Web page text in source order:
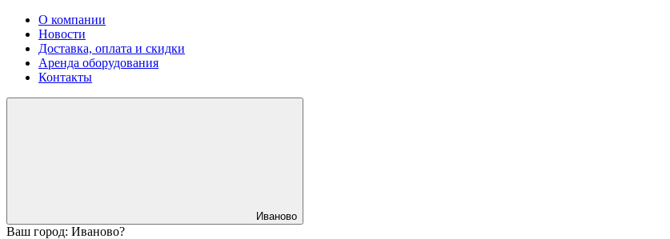
О компании
Новости
Доставка, оплата и скидки
Аренда оборудования
Контакты
Иваново
Ваш город: Иваново?